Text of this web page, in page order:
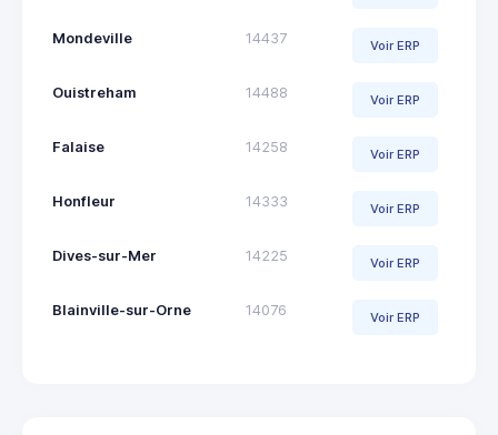
Mondeville 14437 Voir ERP
Ouistreham 14488 Voir ERP
Falaise 14258 Voir ERP
Honfleur 14333 Voir ERP
Dives-sur-Mer 14225 Voir ERP
Blainville-sur-Orne 14076 Voir ERP